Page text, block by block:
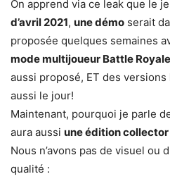
On apprend via ce leak que le
d’avril 2021, une démo serait
proposée quelques semaines
mode multijoueur Battle
aussi proposé, ET des versions
aussi le jour!
Maintenant, pourquoi je parle
aura aussi une édition collector
Nous n’avons pas de visuel ou
qualité :